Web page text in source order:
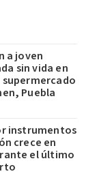
a joven
sin vida en
Puebla
instrumentos
crece en
el último